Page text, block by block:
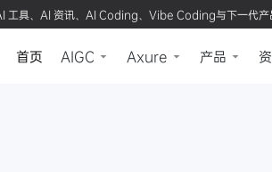
工具、AI 资讯、AI Coding、Vibe Coding与下一代产
首页 AIGC Axure 产品